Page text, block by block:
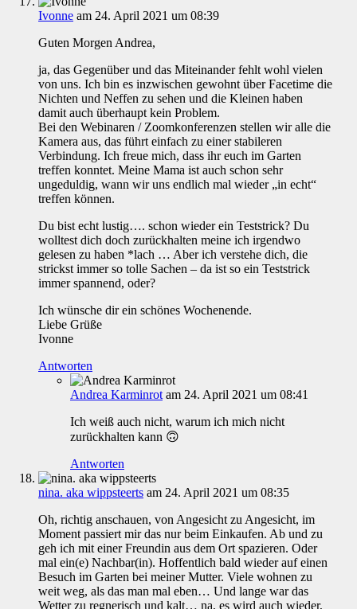
Ivonne am 24. April 2021 um 08:39
Guten Morgen Andrea,
ja, das Gegenüber und das Miteinander fehlt wohl vielen
von uns. Ich bin es inzwischen gewohnt über Facetime die
Nichten und Neffen zu sehen und die Kleinen haben
damit auch überhaupt kein Problem.
Bei den Webinaren / Zoomkonferenzen stellen wir alle die
Kamera aus, das führt einfach zu einer stabileren
Verbindung. Ich freue mich, dass ihr euch im Garten
treffen konntet. Meine Mama ist auch schon sehr
ungeduldig, wann wir uns endlich mal wieder „in echt“
treffen können.
Du bist echt lustig…. schon wieder ein Teststrick? Du
wolltest dich doch zurückhalten meine ich irgendwo
gelesen zu haben *lach … Aber ich verstehe dich, die
strickst immer so tolle Sachen – da ist so ein Teststrick
immer spannend, oder?
Ich wünsche dir ein schönes Wochenende.
Liebe Grüße
Ivonne
Antworten
Andrea Karminrot am 24. April 2021 um 08:41
Ich weiß auch nicht, warum ich mich nicht
zurückhalten kann 🙃
Antworten
nina. aka wippsteerts am 24. April 2021 um 08:35
Oh, richtig anschauen, von Angesicht zu Angesicht, im
Moment passiert mir das nur beim Einkaufen. Ab und zu
geh ich mit einer Freundin aus dem Ort spazieren. Oder
mal ein(e) Nachbar(in). Hoffentlich bald wieder auf einen
Besuch im Garten bei meiner Mutter. Viele wohnen zu
weit weg, als das man mal eben… Und lange war das
Wetter zu regnerisch und kalt… na, es wird auch wieder,